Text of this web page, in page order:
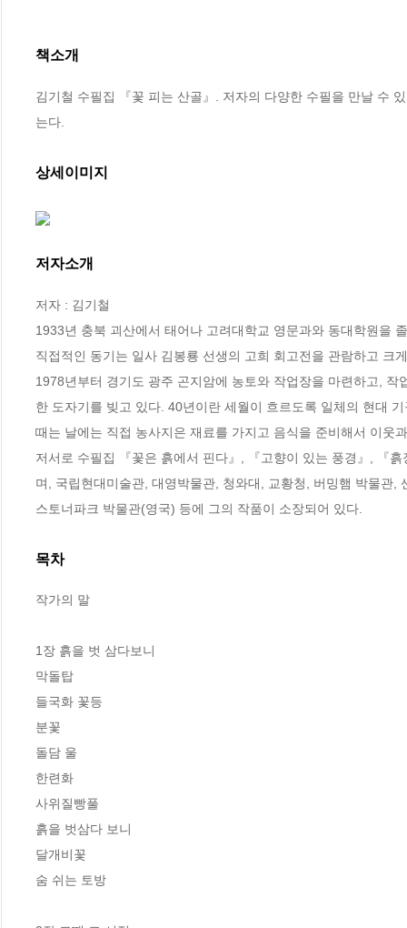
책소개
김기철 수필집 『꽃 피는 산골』. 저자의 다양한 수필을 만날 수
는다.
상세이미지
저자소개
저자 : 김기철
1933년 충북 괴산에서 태어나 고려대학교 영문과와 동대학원을
직접적인 동기는 일사 김봉룡 선생의 고희 회고전을 관람하고 크
1978년부터 경기도 광주 곤지암에 농토와 작업장을 마련하고,
한 도자기를 빚고 있다. 40년이란 세월이 흐르도록 일체의 현대
때는 날에는 직접 농사지은 재료를 가지고 음식을 준비해서 이웃
저서로 수필집 『꽃은 흙에서 핀다』, 『고향이 있는 풍경』, 『
며, 국립현대미술관, 대영박물관, 청와대, 교황청, 버밍햄 박물관
스토너파크 박물관(영국) 등에 그의 작품이 소장되어 있다.
목차
작가의 말
1장 흙을 벗 삼다보니
막돌탑
들국화 꽃등
분꽃
돌담 울
한련화
사위질빵풀
흙을 벗삼다 보니
달개비꽃
숨 쉬는 토방